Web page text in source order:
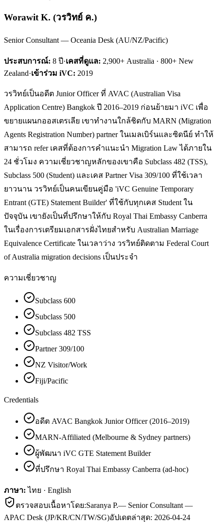
Worawit K. (วรวิทย์ ค.)
Senior Consultant — Oceania Desk (AU/NZ/Pacific)
ประสบการณ์: 8 ปี·เคสที่ดูแล: 2,900+ Australia · 800+ New
Zealand·เข้าร่วม iVC: 2019
วรวิทย์เป็นอดีต Junior Officer ที่ AVAC (Australian Visa
Application Centre) Bangkok ปี 2016–2019 ก่อนย้ายมา iVC เพื่อ
ขยายแผนกออสเตรเลีย เขาทำงานใกล้ชิดกับ MARN (Migration
Agents Registration Number) partner ในเมลเบิร์นและซิดนีย์ ทำให้
สามารถ refer เคสที่ต้องการคำแนะนำ Migration Law ได้ภายใน
24 ชั่วโมง ความเชี่ยวชาญหลักของเขาคือ Subclass 482 (TSS),
Subclass 500 (Student) และเคส Partner Visa 309/100 ที่ใช้เวลา
ยาวนาน วรวิทย์เป็นคนเขียนคู่มือ 'iVC Genuine Temporary
Entrant (GTE) Statement Builder' ที่ใช้กับทุกเคส Student ใน
ปัจจุบัน เขายังเป็นที่ปรึกษาให้กับ Royal Thai Embassy Canberra
ในเรื่องการเตรียมเอกสารฝั่งไทยสำหรับ Australian Marriage
Equivalence Certificate ในเวลาว่าง วรวิทย์ติดตาม Federal Court
of Australia migration decisions เป็นประจำ
ความเชี่ยวชาญ
Subclass 600
Subclass 500
Subclass 482 TSS
Partner 309/100
NZ Visitor/Work
Fiji/Pacific
Credentials
อดีต AVAC Bangkok Junior Officer (2016–2019)
MARN-Affiliated (Melbourne & Sydney partners)
ผู้พัฒนา iVC GTE Statement Builder
ที่ปรึกษา Royal Thai Embassy Canberra (ad-hoc)
ภาษา: ไทย · English
ตรวจสอบเนื้อหาโดย:Saranya P.— Senior Consultant —
APAC Desk (JP/KR/CN/TW/SG)อัปเดตล่าสุด: 2026-04-24